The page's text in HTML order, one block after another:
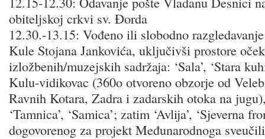
obiteljskoj crkvi sv. Đorda
12.30.-13.15: Vođeno ili slobodno
Kule Stojana Jankovića, uključivši prostore
izložbenih/muzejskih sadržaja: ‘Sala’, ‘Stara
Kulu-vidikovac (360o otvoreno obzorje od
Ravnih Kotara, Zadra i zadarskih otoka na jugu),
‘Tamnica’, ‘Samica’; zatim ‘Avlija’, ‘Sjeverna
dogovorenog za projekt Međunarodnoga